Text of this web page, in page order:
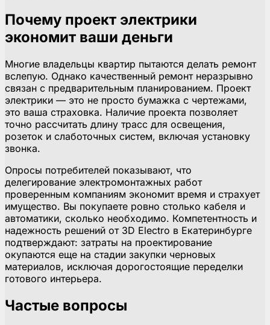
Почему проект электрики
экономит ваши деньги
Многие владельцы квартир пытаются делать ремонт
вслепую. Однако качественный ремонт неразрывно
связан с предварительным планированием. Проект
электрики — это не просто бумажка с чертежами,
это ваша страховка. Наличие проекта позволяет
точно рассчитать длину трасс для освещения,
розеток и слаботочных систем, включая установку
звонка.
Опросы потребителей показывают, что
делегирование электромонтажных работ
проверенным компаниям экономит время и страхует
имущество. Вы покупаете ровно столько кабеля и
автоматики, сколько необходимо. Компетентность и
надежность решений от 3D Electro в Екатеринбурге
подтверждают: затраты на проектирование
окупаются еще на стадии закупки черновых
материалов, исключая дорогостоящие переделки
готового интерьера.
Частые вопросы